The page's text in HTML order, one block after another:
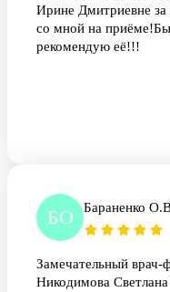
Ирине Дмитриевне
со мной на
рекомендую её!!!
БО Бараненко
Замечательный врач-
Никодимова